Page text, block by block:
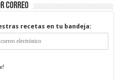
correo
recetas en tu bandeja: